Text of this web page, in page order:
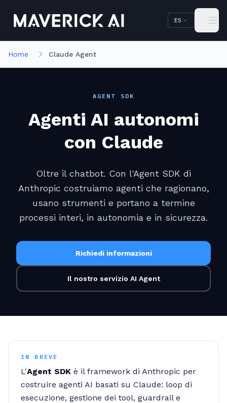
ES
Home Claude Agent
AGENT SDK
Agenti AI autonomi
con Claude
Oltre il chatbot. Con l'Agent SDK di
Anthropic costruiamo agenti che ragionano,
usano strumenti e portano a termine
processi interi, in autonomia e in sicurezza.
Richiedi informazioni
Il nostro servizio AI Agent
IN BREVE
L'Agent SDK è il framework di Anthropic per
costruire agenti AI basati su Claude: loop di
esecuzione, gestione dei tool, guardrail e